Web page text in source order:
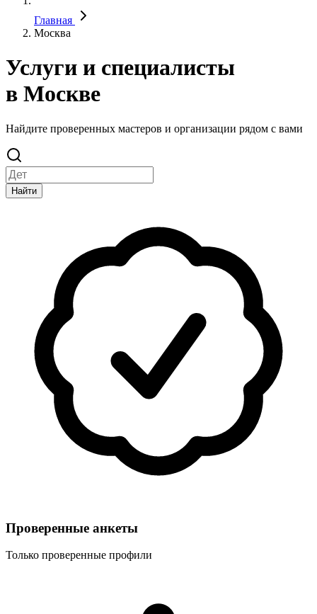
Главная
Москва
Услуги и специалисты
в Москве
Найдите проверенных мастеров и организации рядом с вами
Найти
Проверенные анкеты
Только проверенные профили